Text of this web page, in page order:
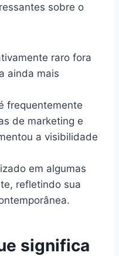
sobre o
raro fora
ainda mais
frequentemente
de marketing e
a visibilidade
em algumas
refletindo sua
significa